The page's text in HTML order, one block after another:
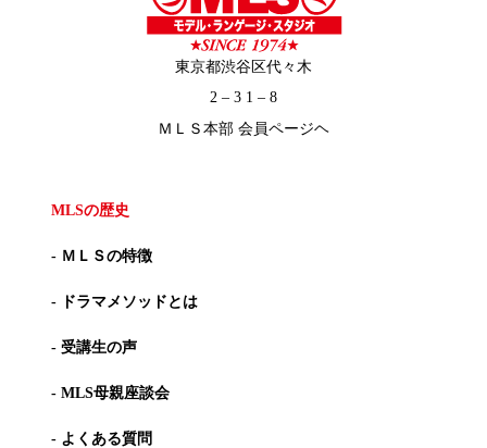
東京都渋谷区代々木
2 – 3 1 – 8
ＭＬＳ本部 会員ページヘ
MLSの歴史
- ＭＬＳの特徴
- ドラマメソッドとは
- 受講生の声
- MLS母親座談会
- よくある質問